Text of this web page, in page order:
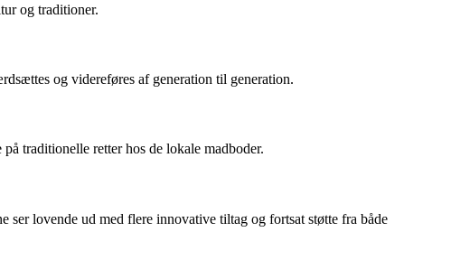
og traditioner.
og videreføres af generation til generation.
traditionelle retter hos de lokale madboder.
lovende ud med flere innovative tiltag og fortsat støtte fra både